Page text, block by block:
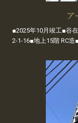
■2025年10月竣工■谷
2-1-16■地上15階 RC造